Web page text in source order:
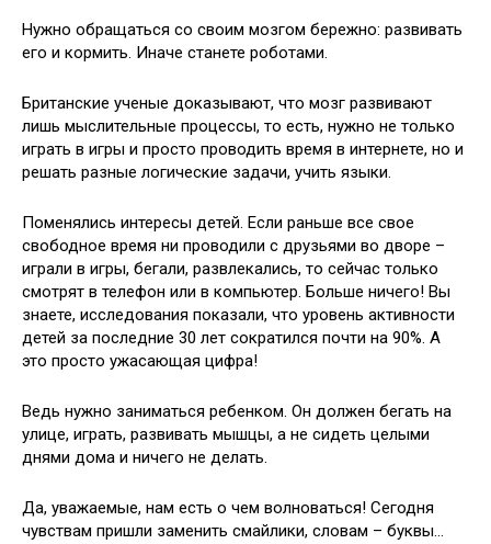
Нужно обращаться со своим мозгом бережно: развивать
его и кормить. Иначе станете роботами.
Британские ученые доказывают, что мозг развивают
лишь мыслительные процессы, то есть, нужно не только
играть в игры и просто проводить время в интернете, но и
решать разные логические задачи, учить языки.
Поменялись интересы детей. Если раньше все свое
свободное время ни проводили с друзьями во дворе –
играли в игры, бегали, развлекались, то сейчас только
смотрят в телефон или в компьютер. Больше ничего! Вы
знаете, исследования показали, что уровень активности
детей за последние 30 лет сократился почти на 90%. А
это просто ужасающая цифра!
Ведь нужно заниматься ребенком. Он должен бегать на
улице, играть, развивать мышцы, а не сидеть целыми
днями дома и ничего не делать.
Да, уважаемые, нам есть о чем волноваться! Сегодня
чувствам пришли заменить смайлики, словам – буквы…